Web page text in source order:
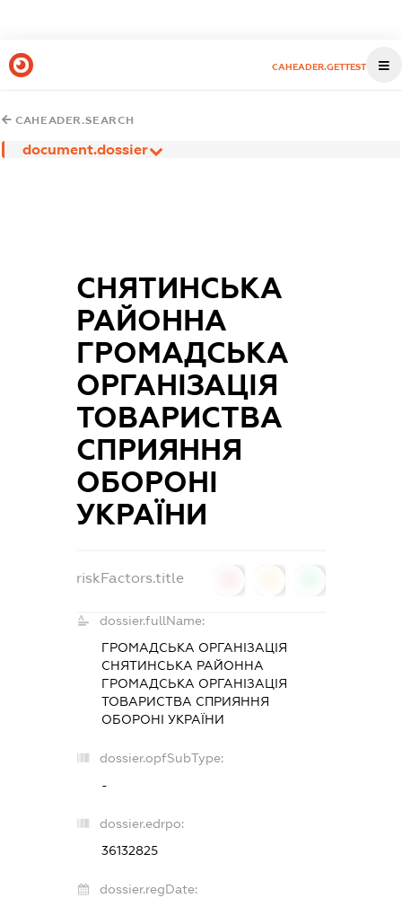
CAHEADER.GETTEST
CAHEADER.SEARCH
document.dossier
СНЯТИНСЬКА
РАЙОННА
ГРОМАДСЬКА
ОРГАНІЗАЦІЯ
ТОВАРИСТВА
СПРИЯННЯ
ОБОРОНІ
УКРАЇНИ
riskFactors.title
dossier.fullName:
ГРОМАДСЬКА ОРГАНІЗАЦІЯ
СНЯТИНСЬКА РАЙОННА
ГРОМАДСЬКА ОРГАНІЗАЦІЯ
ТОВАРИСТВА СПРИЯННЯ
ОБОРОНІ УКРАЇНИ
dossier.opfSubType:
-
dossier.edrpo:
36132825
dossier.regDate: